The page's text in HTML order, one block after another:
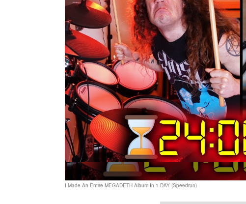
I Made An Entire MEGADETH Album In 1 DAY (Speedrun)